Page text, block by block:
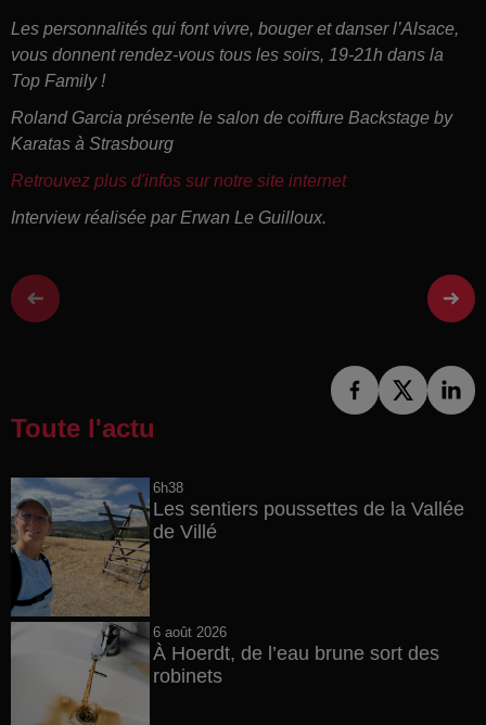
Les personnalités qui font vivre, bouger et danser l’Alsace,
vous donnent rendez-vous tous les soirs, 19-21h dans la
Top Family !
Roland Garcia présente le salon de coiffure Backstage by
Karatas à Strasbourg
Retrouvez plus d'infos sur notre site internet
Interview réalisée par Erwan Le Guilloux.
Toute l'actu
6h38
Les sentiers poussettes de la Vallée
de Villé
6 août 2026
À Hoerdt, de l’eau brune sort des
robinets